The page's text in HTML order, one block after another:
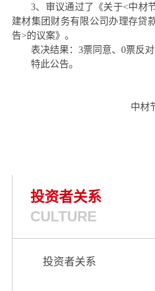
3、审议通过了《关于<中材
建材集团财务有限公司办理存贷
告>的议案》。
表决结果： 3票同意、0票反对
特此公告。
中材
投资者关系
CULTURE
投资者关系